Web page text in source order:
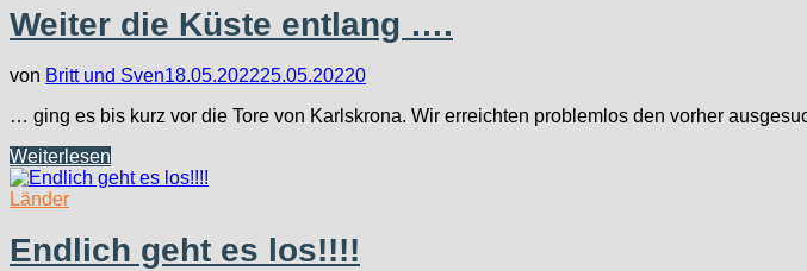
:-)
Weiter die Küste entlang ….
von Britt und Sven18.05.202225.05.20220
… ging es bis kurz vor die Tore von Karlskrona. Wir erreichten problemlos den vorher
Weiter
die
Küste
….
Weiterlesen
Länder
Endlich geht es los!!!!